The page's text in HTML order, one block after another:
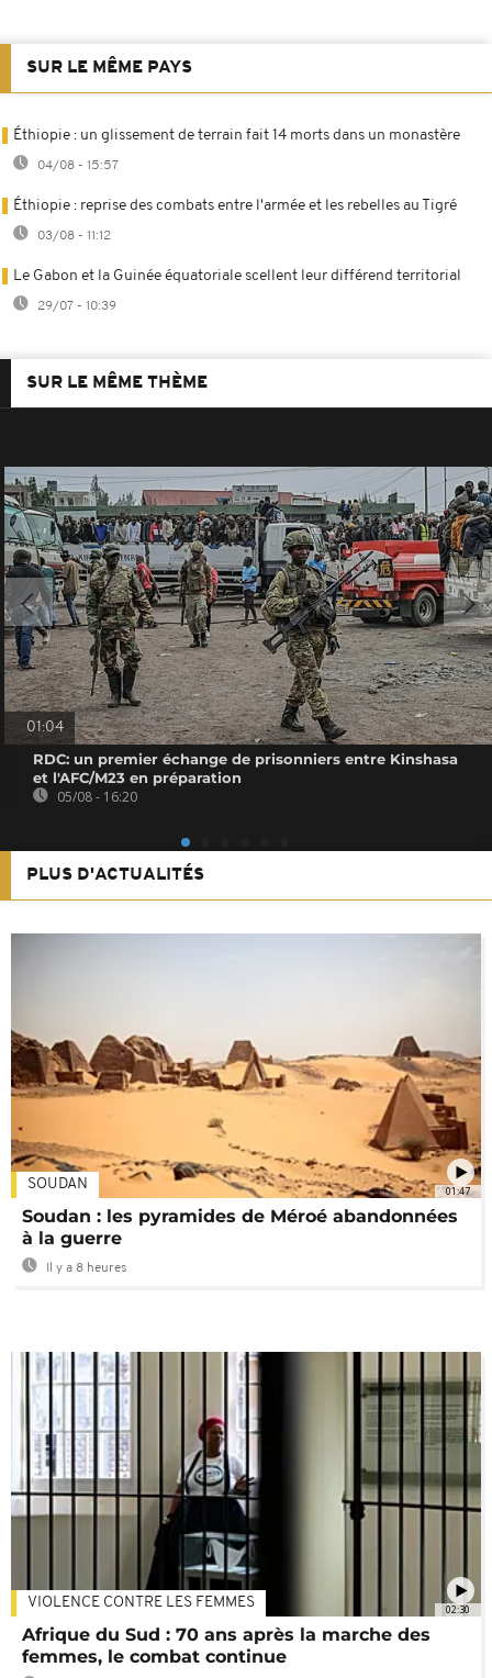
SUR LE MÊME PAYS
Éthiopie : un glissement de terrain fait 14 morts dans un monastère
04/08 - 15:57
Éthiopie : reprise des combats entre l'armée et les rebelles au Tigré
03/08 - 11:12
Le Gabon et la Guinée équatoriale scellent leur différend territorial
29/07 - 10:39
SUR LE MÊME THÈME
01:04
RDC: un premier échange de prisonniers entre Kinshasa
et l'AFC/M23 en préparation
05/08 - 16:20
PLUS D'ACTUALITÉS
01:47
SOUDAN
Soudan : les pyramides de Méroé abandonnées
à la guerre
Il y a 8 heures
02:30
VIOLENCE CONTRE LES FEMMES
Afrique du Sud : 70 ans après la marche des
femmes, le combat continue